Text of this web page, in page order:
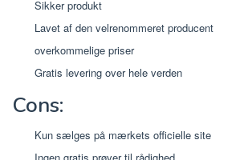
Sikker produkt
Lavet af den velrenommeret producent
overkommelige priser
Gratis levering over hele verden
Cons:
Kun sælges på mærkets officielle site
Ingen gratis prøver til rådighed